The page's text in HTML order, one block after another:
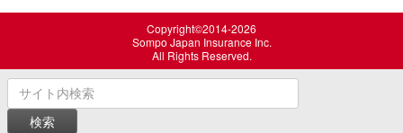
Copyright©2014-2026
Sompo Japan Insurance Inc.
All Rights Reserved.